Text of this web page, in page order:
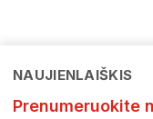
NAUJIENLAIŠKIS
Prenumeruokite